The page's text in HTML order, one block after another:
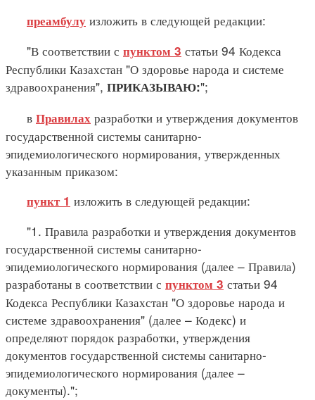
преамбулу изложить в следующей редакции:
"В соответствии с пунктом 3 статьи 94 Кодекса
Республики Казахстан "О здоровье народа и системе
здравоохранения", ПРИКАЗЫВАЮ:";
в Правилах разработки и утверждения документов
государственной системы санитарно-
эпидемиологического нормирования, утвержденных
указанным приказом:
пункт 1 изложить в следующей редакции:
"1. Правила разработки и утверждения документов
государственной системы санитарно-
эпидемиологического нормирования (далее – Правила)
разработаны в соответствии с пунктом 3 статьи 94
Кодекса Республики Казахстан "О здоровье народа и
системе здравоохранения" (далее – Кодекс) и
определяют порядок разработки, утверждения
документов государственной системы санитарно-
эпидемиологического нормирования (далее –
документы).";